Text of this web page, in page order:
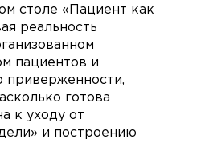
столе «Пациент как
реальность
пациентов и
приверженности,
готова
к уходу от
и построению